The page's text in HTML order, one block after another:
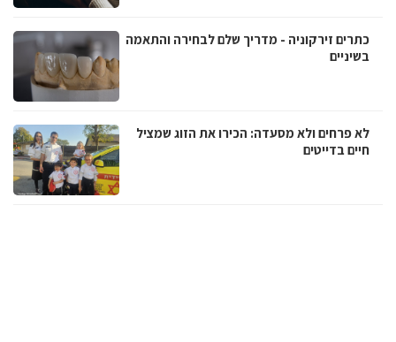
כתרים זירקוניה - מדריך שלם לבחירה והתאמה
בשיניים
לא פרחים ולא מסעדה: הכירו את הזוג שמציל
חיים בדייטים